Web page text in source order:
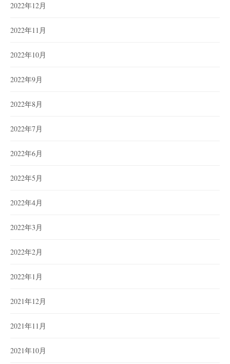
2022年12月
2022年11月
2022年10月
2022年9月
2022年8月
2022年7月
2022年6月
2022年5月
2022年4月
2022年3月
2022年2月
2022年1月
2021年12月
2021年11月
2021年10月